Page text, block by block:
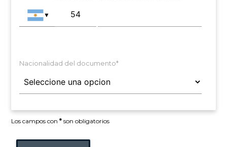
▼
Nacionalidad del documento*
Los campos con* son obligatorios